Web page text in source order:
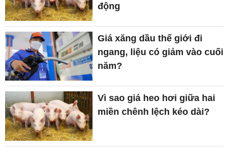
động
Giá xăng dầu thế giới đi
ngang, liệu có giảm vào cuối
năm?
Vì sao giá heo hơi giữa hai
miền chênh lệch kéo dài?